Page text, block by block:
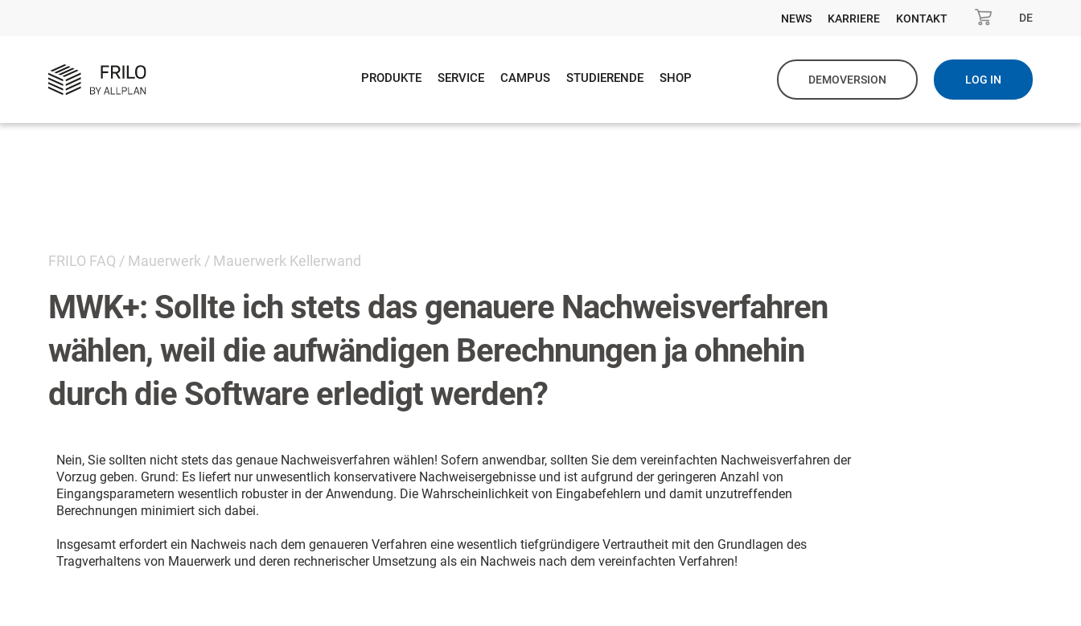
NEWS KARRIERE KONTAKT DE
PRODUKTE SERVICE CAMPUS STUDIERENDE SHOP DEMOVERSION LOG IN
FRILO FAQ / Mauerwerk / Mauerwerk Kellerwand
MWK+: Sollte ich stets das genauere Nachweisverfahren
wählen, weil die aufwändigen Berechnungen ja ohnehin
durch die Software erledigt werden?
Nein, Sie sollten nicht stets das genaue Nachweisverfahren wählen! Sofern anwendbar, sollten Sie dem vereinfachten Nachweisverfahren der
Vorzug geben. Grund: Es liefert nur unwesentlich konservativere Nachweisergebnisse und ist aufgrund der geringeren Anzahl von
Eingangsparametern wesentlich robuster in der Anwendung. Die Wahrscheinlichkeit von Eingabefehlern und damit unzutreffenden
Berechnungen minimiert sich dabei.
Insgesamt erfordert ein Nachweis nach dem genaueren Verfahren eine wesentlich tiefgründigere Vertrautheit mit den Grundlagen des
Tragverhaltens von Mauerwerk und deren rechnerischer Umsetzung als ein Nachweis nach dem vereinfachten Verfahren!